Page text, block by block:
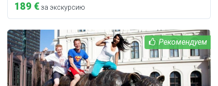
189 €за экскурсию